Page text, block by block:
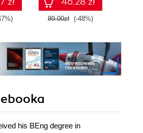
89.00zł (-48%)
ebooka
his BEng degree in